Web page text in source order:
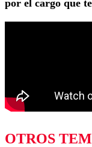
por el cargo que
OTROS